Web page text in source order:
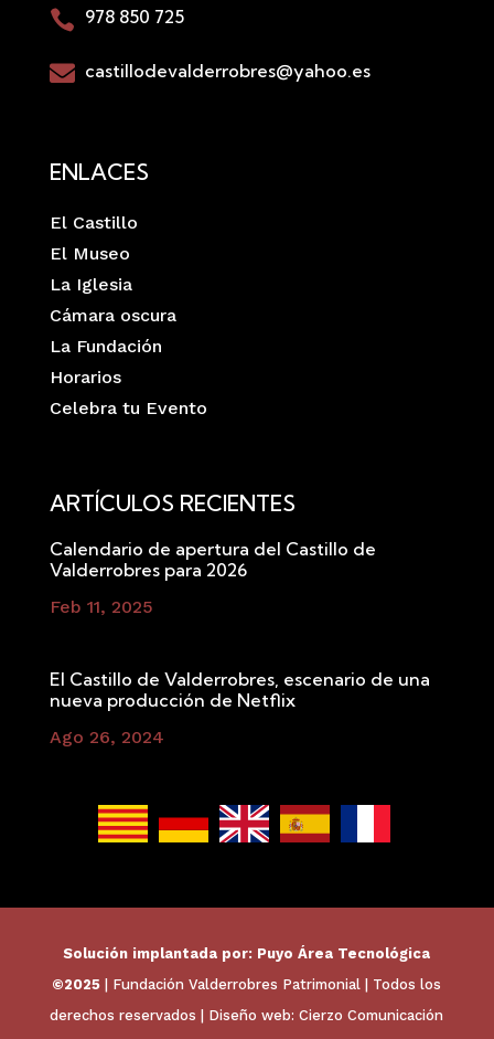
 978 850 725
 castillodevalderrobres@yahoo.es
ENLACES
El Castillo
El Museo
La Iglesia
Cámara oscura
La Fundación
Horarios
Celebra tu Evento
ARTÍCULOS RECIENTES
Calendario de apertura del Castillo de
Valderrobres para 2026
Feb 11, 2025
El Castillo de Valderrobres, escenario de una
nueva producción de Netflix
Ago 26, 2024
Solución implantada por: Puyo Área Tecnológica
©2025 | Fundación Valderrobres Patrimonial | Todos los
derechos reservados | Diseño web:Cierzo Comunicación